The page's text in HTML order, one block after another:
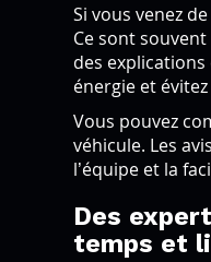
Si vous venez de
Ce sont
des
énergie et
Vous pouvez
véhicule. Les
l’équipe et la
Des
temps et